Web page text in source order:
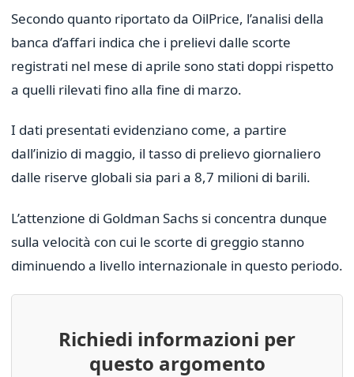
Secondo quanto riportato da OilPrice, l’analisi della
banca d’affari indica che i prelievi dalle scorte
registrati nel mese di aprile sono stati doppi rispetto
a quelli rilevati fino alla fine di marzo.
I dati presentati evidenziano come, a partire
dall’inizio di maggio, il tasso di prelievo giornaliero
dalle riserve globali sia pari a 8,7 milioni di barili.
L’attenzione di Goldman Sachs si concentra dunque
sulla velocità con cui le scorte di greggio stanno
diminuendo a livello internazionale in questo periodo.
Richiedi informazioni per
questo argomento